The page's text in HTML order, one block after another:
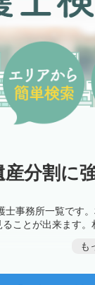
分割に
事務所一覧です
ことが出来ます
も